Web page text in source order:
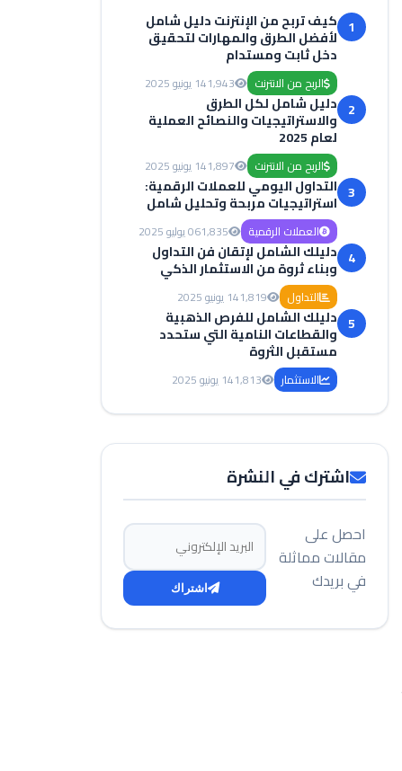
1 كيف تربح من الإنترنت دليل شامل
لأفضل الطرق والمهارات لتحقيق
دخل ثابت ومستدام
الربح من الانترنت 1,94314 يونيو 2025
2 دليل شامل لكل الطرق
والاستراتيجيات والنصائح العملية
لعام 2025
الربح من الانترنت 1,89714 يونيو 2025
3 التداول اليومي للعملات الرقمية:
استراتيجيات مربحة وتحليل شامل
العملات الرقمية 1,83506 يوليو 2025
4 دليلك الشامل لإتقان فن التداول
وبناء ثروة من الاستثمار الذكي
التداول 1,81914 يونيو 2025
5 دليلك الشامل للفرص الذهبية
والقطاعات النامية التي ستحدد
مستقبل الثروة
الاستثمار 1,81314 يونيو 2025
اشترك في النشرة
احصل على
مقالات مماثلة
في بريدك
البريد الإلكتروني
اشتراك